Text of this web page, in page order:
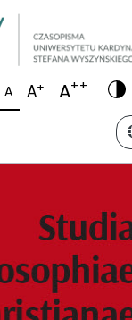
A A+ A++